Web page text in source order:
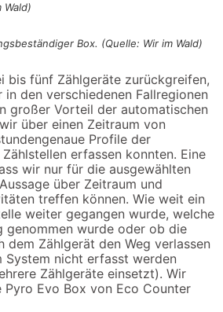
Box. (Quelle: Wir im Wald)
bis fünf Zählgeräte zurückgreifen,
den verschiedenen Fallregionen
großer Vorteil der automatischen
über einen Zeitraum von
Profile der
erfassen konnten. Eine
wir nur für die ausgewählten
über Zeitraum und
treffen können. Wie weit ein
weiter gegangen wurde, welche
genommen wurde oder ob die
dem Zählgerät den Weg verlassen
System nicht erfasst werden
Zählgeräte einsetzt). Wir
Pyro Evo Box von Eco Counter